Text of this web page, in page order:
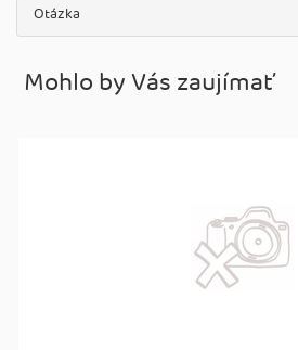
Otázka
Mohlo by Vás zaujímať